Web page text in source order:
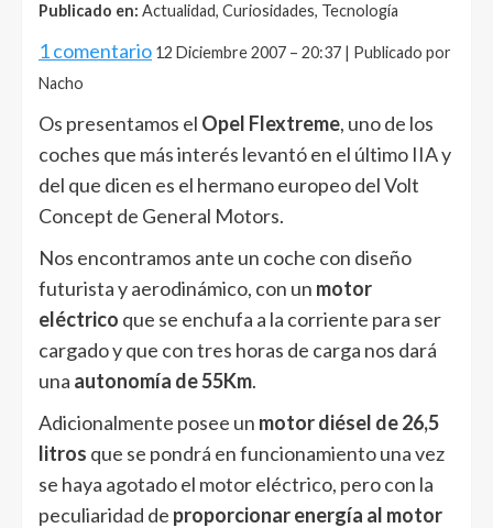
Publicado en: Actualidad, Curiosidades, Tecnología
1 comentario 12 Diciembre 2007 – 20:37 | Publicado por
Nacho
Os presentamos el Opel Flextreme, uno de los
coches que más interés levantó en el último IIA y
del que dicen es el hermano europeo del Volt
Concept de General Motors.
Nos encontramos ante un coche con diseño
futurista y aerodinámico, con un motor
eléctrico que se enchufa a la corriente para ser
cargado y que con tres horas de carga nos dará
una autonomía de 55Km.
Adicionalmente posee un motor diésel de 26,5
litros que se pondrá en funcionamiento una vez
se haya agotado el motor eléctrico, pero con la
peculiaridad de proporcionar energía al motor